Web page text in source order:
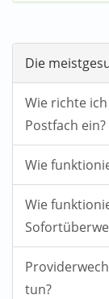
Die
Wie richte
Postfach ein?
Wie
Wie
tun?